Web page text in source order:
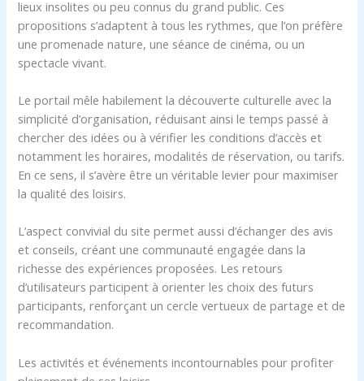
lieux insolites ou peu connus du grand public. Ces
propositions s’adaptent à tous les rythmes, que l’on préfère
une promenade nature, une séance de cinéma, ou un
spectacle vivant.
Le portail mêle habilement la découverte culturelle avec la
simplicité d’organisation, réduisant ainsi le temps passé à
chercher des idées ou à vérifier les conditions d’accès et
notamment les horaires, modalités de réservation, ou tarifs.
En ce sens, il s’avère être un véritable levier pour maximiser
la qualité des loisirs.
L’aspect convivial du site permet aussi d’échanger des avis
et conseils, créant une communauté engagée dans la
richesse des expériences proposées. Les retours
d’utilisateurs participent à orienter les choix des futurs
participants, renforçant un cercle vertueux de partage et de
recommandation.
Les activités et événements incontournables pour profiter